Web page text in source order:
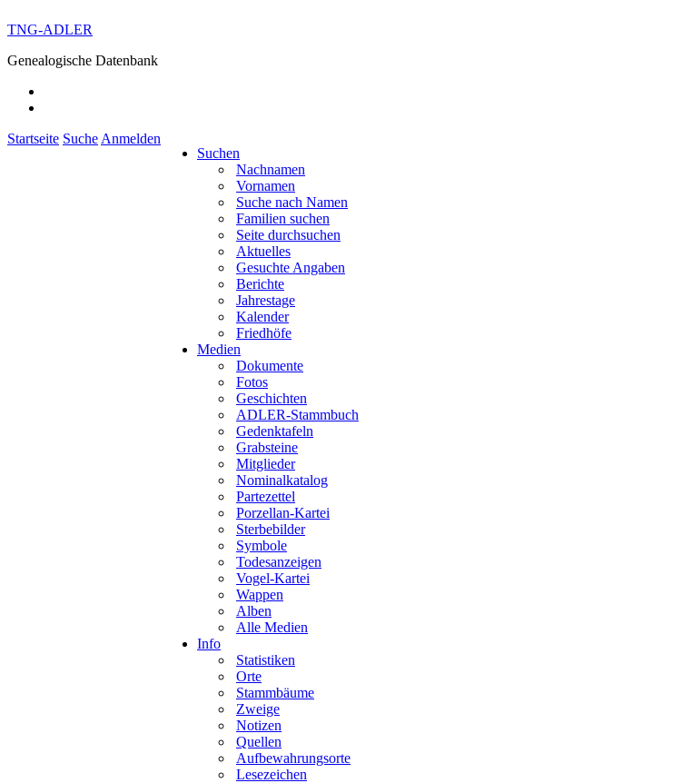
TNG-ADLER
Genealogische Datenbank
Startseite Suche Anmelden
Suchen
Nachnamen
Vornamen
Suche nach Namen
Familien suchen
Seite durchsuchen
Aktuelles
Gesuchte Angaben
Berichte
Jahrestage
Kalender
Friedhöfe
Medien
Dokumente
Fotos
Geschichten
ADLER-Stammbuch
Gedenktafeln
Grabsteine
Mitglieder
Nominalkatalog
Partezettel
Porzellan-Kartei
Sterbebilder
Symbole
Todesanzeigen
Vogel-Kartei
Wappen
Alben
Alle Medien
Info
Statistiken
Orte
Stammbäume
Zweige
Notizen
Quellen
Aufbewahrungsorte
Lesezeichen